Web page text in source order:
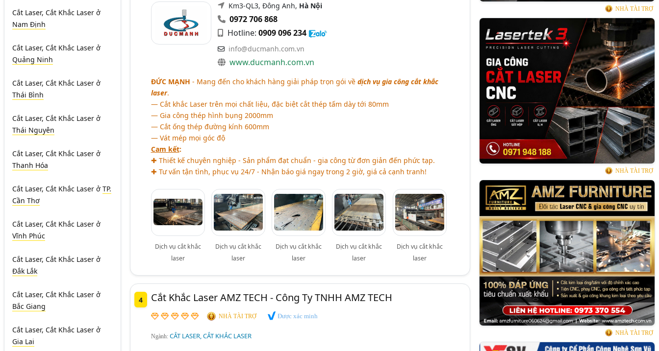
Cắt Laser, Cắt Khắc Laser ở
Nam Định
Cắt Laser, Cắt Khắc Laser ở
Quảng Ninh
Cắt Laser, Cắt Khắc Laser ở
Thái Bình
Cắt Laser, Cắt Khắc Laser ở
Thái Nguyên
Cắt Laser, Cắt Khắc Laser ở
Thanh Hóa
Cắt Laser, Cắt Khắc Laser ở TP.
Cần Thơ
Cắt Laser, Cắt Khắc Laser ở
Vĩnh Phúc
Cắt Laser, Cắt Khắc Laser ở
Đắk Lắk
Cắt Laser, Cắt Khắc Laser ở
Bắc Giang
Cắt Laser, Cắt Khắc Laser ở
Gia Lai
Km3-QL3, Đông Anh, Hà Nội
0972 706 868
Hotline: 0909 096 234
info@ducmanh.com.vn
www.ducmanh.com.vn
ĐỨC MẠNH - Mang đến cho khách hàng giải pháp trọn gói về dịch vụ gia công cắt khắc
laser.
― Cắt khắc Laser trên mọi chất liệu, đặc biệt cắt thép tấm dày tới 80mm
― Gia công thép hình bụng 2000mm
― Cắt ống thép đường kính 600mm
― Vát mép mọi góc độ
Cam kết:
✚ Thiết kế chuyên nghiệp - Sản phẩm đạt chuẩn - gia công từ đơn giản đến phức tạp.
✚ Tư vấn tận tình, phục vụ 24/7 - Nhận báo giá ngay trong 2 giờ, giá cả cạnh tranh!
Dịch vụ cắt khắc
laser
Dịch vụ cắt khắc
laser
Dịch vụ cắt khắc
laser
Dịch vụ cắt khắc
laser
Dịch vụ cắt khắc
laser
4 Cắt Khắc Laser AMZ TECH - Công Ty TNHH AMZ TECH
NHÀ TÀI TRỢ Được xác minh
Ngành: CẮT LASER, CẮT KHẮC LASER
NHÀ TÀI TRỢ
NHÀ TÀI TRỢ
NHÀ TÀI TRỢ